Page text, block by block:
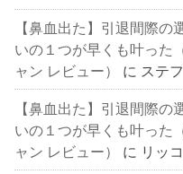
【鼻血出た】引退間際
いの１つが早くも叶った
ャン レビュー）
に ステ
【鼻血出た】引退間際
いの１つが早くも叶った
ャン レビュー）
に リッ